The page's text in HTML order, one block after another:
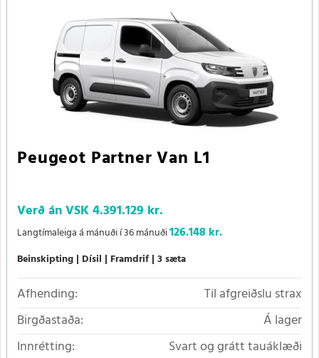
Peugeot Partner Van L1
Verð án VSK4.391.129 kr.
Langtímaleiga á mánuði í 36 mánuði126.148 kr.
Beinskipting Dísil Framdrif 3 sæta
Afhending:
Til afgreiðslu strax
Birgðastaða:
Á lager
Innrétting:
Svart og grátt tauáklæði